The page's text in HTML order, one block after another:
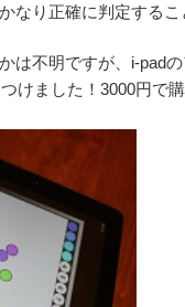
なり正確に判定するこ
は不明ですが、i-pad
けました！3000円で